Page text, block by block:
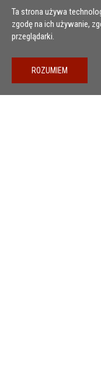
Przejdź do treści
Ta strona używa
zgodę na ich używanie,
przeglądarki.